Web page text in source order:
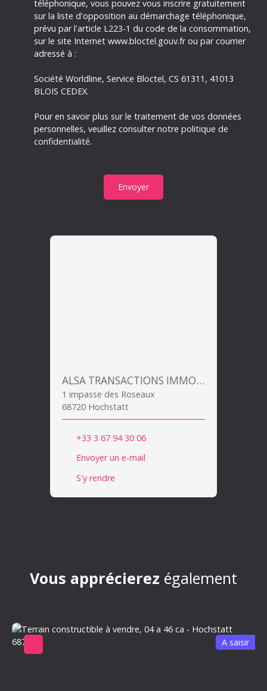
téléphonique, vous pouvez vous inscrire gratuitement
sur la liste d'opposition au démarchage téléphonique,
prévu par l'article L223-1 du code de la consommation,
sur le site Internet www.bloctel.gouv.fr ou par courrier
adressé à :
Société Worldline, Service Bloctel, CS 61311, 41013
BLOIS CEDEX.
Pour en savoir plus sur le traitement de vos données
personnelles, veuillez consulter notre politique de
confidentialité.
Envoyer
ALSA TRANSACTIONS IMMOBILIERES
1 impasse des Roseaux
68720 Hochstatt
+33 3 67 94 30 06
Envoyer un e-mail
S'y rendre
Vous apprécierez également
A saisir